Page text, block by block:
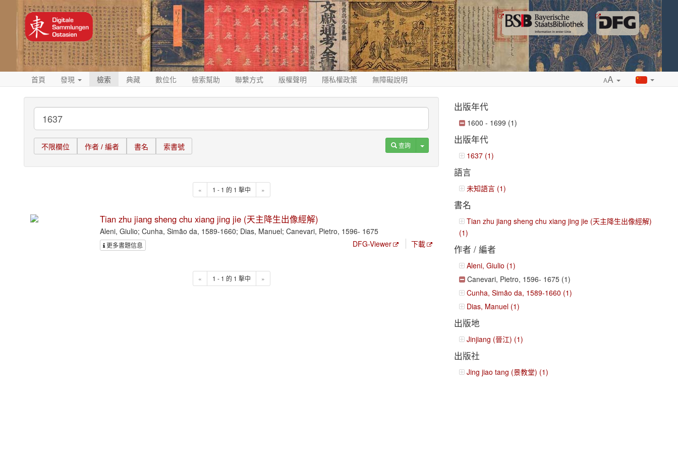
首頁 發現 檢索 典藏 數位化 檢索幫助 聯繫方式 版權聲明 隱私權政策 無障礙說明 AA
不限欄位 作者 / 編者 書名 索書號 查詢 Toggle Dropdown
« 1 - 1 的 1 擊中 »
Tian zhu jiang sheng chu xiang jing jie (天主降生出像經解)
Aleni, Giulio; Cunha, Simão da, 1589-1660; Dias, Manuel; Canevari, Pietro, 1596- 1675
更多書題信息 DFG-Viewer 下載
« 1 - 1 的 1 擊中 »
出版年代
1600 - 1699 (1)
出版年代
1637 (1)
語言
未知語言 (1)
書名
Tian zhu jiang sheng chu xiang jing jie (天主降生出像經解)
(1)
作者 / 編者
Aleni, Giulio (1)
Canevari, Pietro, 1596- 1675 (1)
Cunha, Simão da, 1589-1660 (1)
Dias, Manuel (1)
出版地
Jinjiang (晉江) (1)
出版社
Jing jiao tang (景教堂) (1)